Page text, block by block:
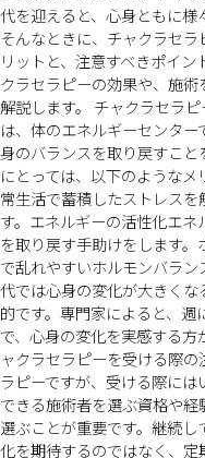
代を迎えると、心身ともに様
そんなときに、チャクラセ
リットと、注意すべきポイ
クラセラピーの効果や、施
解説します。 チャクラセラ
は、体のエネルギーセンタ
身のバランスを取り戻すこ
にとっては、以下のような
常生活で蓄積したストレス
す。エネルギーの活性化エ
を取り戻す手助けをします
で乱れやすいホルモンバラ
代では心身の変化が大きく
的です。専門家によると、
で、心身の変化を実感する
ャクラセラピーを受ける際
ラピーですが、受ける際に
できる施術者を選ぶ資格や
選ぶことが重要です。継続
化を期待するのではなく、